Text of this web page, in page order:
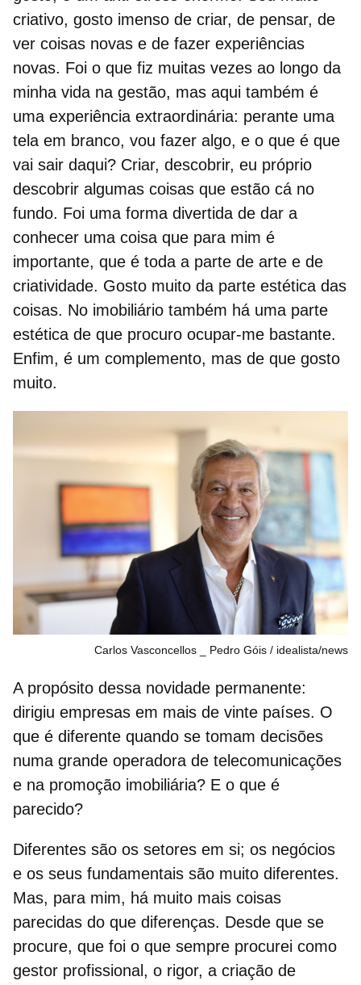
criativo, gosto imenso de criar, de pensar, de
ver coisas novas e de fazer experiências
novas. Foi o que fiz muitas vezes ao longo da
minha vida na gestão, mas aqui também é
uma experiência extraordinária: perante uma
tela em branco, vou fazer algo, e o que é que
vai sair daqui? Criar, descobrir, eu próprio
descobrir algumas coisas que estão cá no
fundo. Foi uma forma divertida de dar a
conhecer uma coisa que para mim é
importante, que é toda a parte de arte e de
criatividade. Gosto muito da parte estética das
coisas. No imobiliário também há uma parte
estética de que procuro ocupar-me bastante.
Enfim, é um complemento, mas de que gosto
muito.
Carlos Vasconcellos _ Pedro Góis idealista/news
A propósito dessa novidade permanente:
dirigiu empresas em mais de vinte países. O
que é diferente quando se tomam decisões
numa grande operadora de telecomunicações
e na promoção imobiliária? E o que é
parecido?
Diferentes são os setores em si; os negócios
e os seus fundamentais são muito diferentes.
Mas, para mim, há muito mais coisas
parecidas do que diferenças. Desde que se
procure, que foi o que sempre procurei como
gestor profissional, o rigor, a criação de